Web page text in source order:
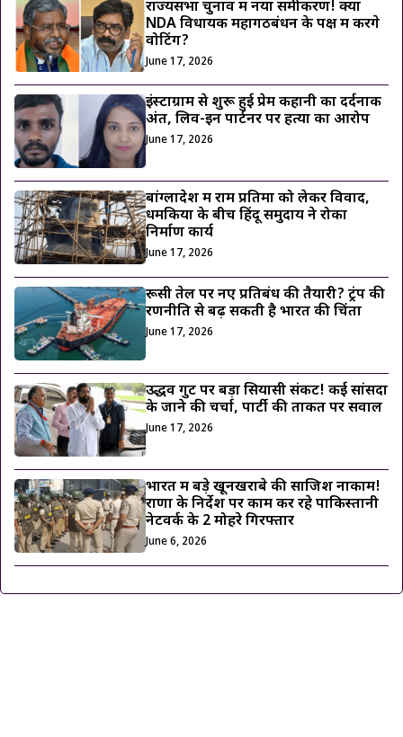
राज्यसभा चुनाव में नया समीकरण! क्या
NDA विधायक महागठबंधन के पक्ष में करेंगे
वोटिंग?
June 17, 2026
इंस्टाग्राम से शुरू हुई प्रेम कहानी का दर्दनाक
अंत, लिव-इन पार्टनर पर हत्या का आरोप
June 17, 2026
बांग्लादेश में राम प्रतिमा को लेकर विवाद,
धमकियों के बीच हिंदू समुदाय ने रोका
निर्माण कार्य
June 17, 2026
रूसी तेल पर नए प्रतिबंध की तैयारी? ट्रंप की
रणनीति से बढ़ सकती है भारत की चिंता
June 17, 2026
उद्धव गुट पर बड़ा सियासी संकट! कई सांसदों
के जाने की चर्चा, पार्टी की ताकत पर सवाल
June 17, 2026
भारत में बड़े खूनखराबे की साजिश नाकाम!
राणा के निर्देश पर काम कर रहे पाकिस्तानी
नेटवर्क के 2 मोहरे गिरफ्तार
June 6, 2026